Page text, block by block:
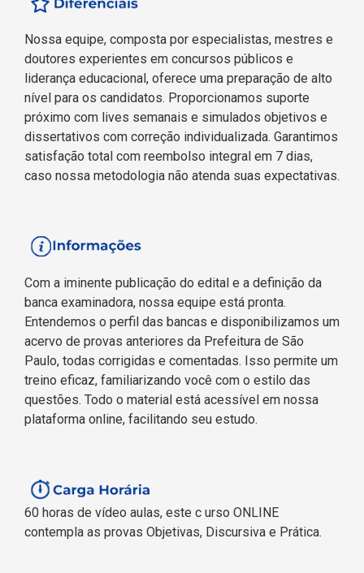
Nossa equipe, composta por especialistas, mestres e
doutores experientes em concursos públicos e
liderança educacional, oferece uma preparação de alto
nível para os candidatos. Proporcionamos suporte
próximo com lives semanais e simulados objetivos e
dissertativos com correção individualizada. Garantimos
satisfação total com reembolso integral em 7 dias,
caso nossa metodologia não atenda suas expectativas.
Com a iminente publicação do edital e a definição da
banca examinadora, nossa equipe está pronta.
Entendemos o perfil das bancas e disponibilizamos um
acervo de provas anteriores da Prefeitura de São
Paulo, todas corrigidas e comentadas. Isso permite um
treino eficaz, familiarizando você com o estilo das
questões. Todo o material está acessível em nossa
plataforma online, facilitando seu estudo.
60 horas de vídeo aulas, este c urso ONLINE
contempla as provas Objetivas, Discursiva e Prática.